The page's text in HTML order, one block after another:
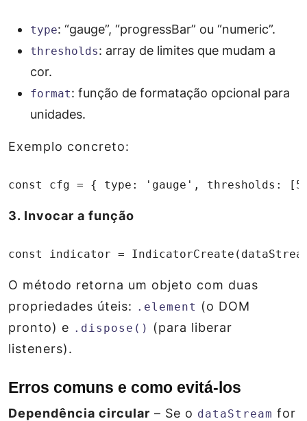
type: “gauge”, “progressBar” ou “numeric”.
thresholds: array de limites que mudam a
cor.
format: função de formatação opcional para
unidades.
Exemplo concreto:
const cfg = { type: 'gauge', thresholds:
3. Invocar a função
const indicator =
O método retorna um objeto com duas
propriedades úteis: .element (o DOM
pronto) e .dispose()
(para liberar
listeners).
Erros comuns e como evitá‑los
Dependência circular – Se o dataStream for